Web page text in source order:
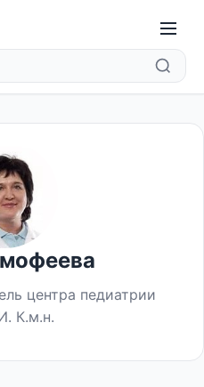
центра педиатрии
К.м.н.